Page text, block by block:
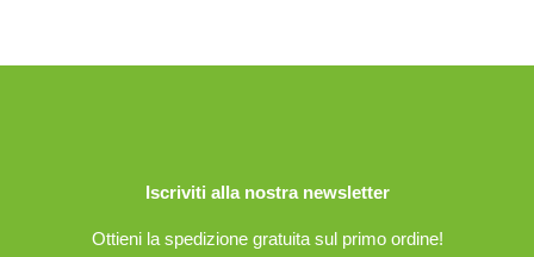
Iscriviti alla nostra newsletter
Ottieni la spedizione gratuita sul primo ordine!